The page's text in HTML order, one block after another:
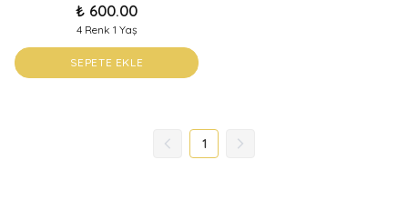
₺ 600.00
4 Renk 1 Yaş
SEPETE EKLE
1